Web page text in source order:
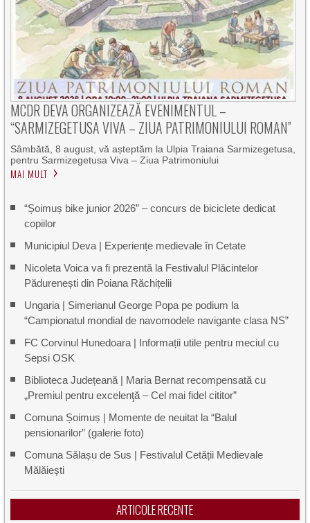
MCDR DEVA ORGANIZEAZĂ EVENIMENTUL –
“SARMIZEGETUSA VIVA – ZIUA PATRIMONIULUI ROMAN”
Sâmbătă, 8 august, vă așteptăm la Ulpia Traiana Sarmizegetusa,
pentru Sarmizegetusa Viva – Ziua Patrimoniului
MAI MULT
“Șoimuș bike junior 2026” – concurs de biciclete dedicat
copiilor
Municipiul Deva | Experiențe medievale în Cetate
Nicoleta Voica va fi prezentă la Festivalul Plăcintelor
Pădurenești din Poiana Răchițelii
Ungaria | Simerianul George Popa pe podium la
“Campionatul mondial de navomodele navigante clasa NS”
FC Corvinul Hunedoara | Informații utile pentru meciul cu
Sepsi OSK
Biblioteca Județeană | Maria Bernat recompensată cu
„Premiul pentru excelenţă – Cel mai fidel cititor”
Comuna Șoimuș | Momente de neuitat la “Balul
pensionarilor” (galerie foto)
Comuna Sălașu de Sus | Festivalul Cetății Medievale
Mălăiești
ARTICOLE RECENTE